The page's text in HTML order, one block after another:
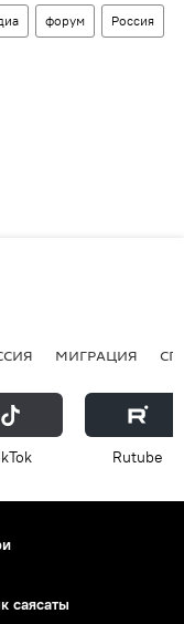
форум Россия
МИГРАЦИЯ
Rutube
саясаты